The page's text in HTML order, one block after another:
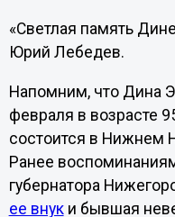
«Светлая память
Юрий Лебедев.
Напомним, что Дина
февраля в возрасте
состоится в Нижнем
Ранее
губернатора
ее внуки бывшая